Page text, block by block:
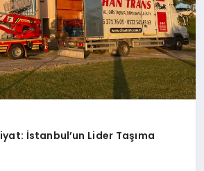
İstanbul’un Lider Taşıma